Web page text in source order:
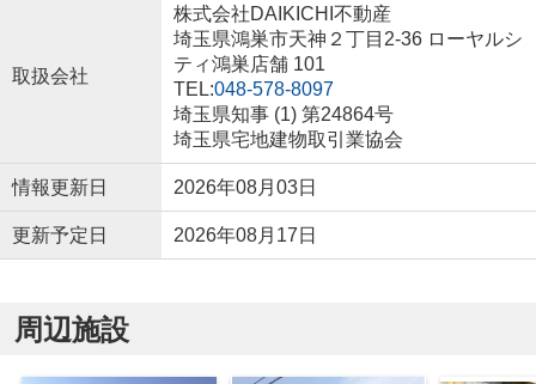
取扱会社
株式会社DAIKICHI不動産
埼玉県鴻巣市天神２丁目2-36 ローヤルシ
ティ鴻巣店舗 101
TEL:048-578-8097
埼玉県知事 (1) 第24864号
埼玉県宅地建物取引業協会
情報更新日 2026年08月03日
更新予定日 2026年08月17日
周辺施設